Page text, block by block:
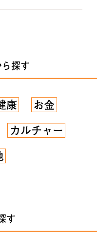
探す
康
お金
カルチャー
す